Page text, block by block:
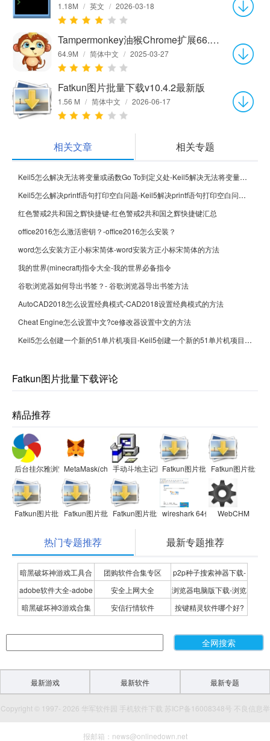
1.18M / 英文 / 2026-03-18
Tampermonkey油猴Chrome扩展66.2.1 官方版
64.9M / 简体中文 / 2025-03-27
Fatkun图片批量下载v10.4.2最新版
1.56 M / 简体中文 / 2026-06-17
相关文章 相关专题
Keil5怎么解决无法将变量或函数Go To到定义处-Keil5解决无法将变量或函数Go To到定义处的方法
Keil5怎么解决printf语句打印空白问题-Keil5解决printf语句打印空白问题的方法
红色警戒2共和国之辉快捷键-红色警戒2共和国之辉快捷键汇总
office2016怎么激活密钥？-office2016怎么安装？
word怎么安装方正小标宋简体-word安装方正小标宋简体的方法
我的世界(minecraft)指令大全-我的世界必备指令
谷歌浏览器如何导出书签？- 谷歌浏览器导出书签方法
AutoCAD2018怎么设置经典模式-CAD2018设置经典模式的方法
Cheat Engine怎么设置中文?ce修改器设置中文的方法
Keil5怎么创建一个新的51单片机项目-Keil5创建一个新的51单片机项目的方法
Fatkun图片批量下载评论
精品推荐
后台挂尔雅浏览器MetaMask(chrome插件)手动斗地主记牌器Fatkun图片批量下载Fatkun图片批量
Fatkun图片批量下载Fatkun图片批量下载Fatkun图片批量下载wireshark 64位(抓包分析软件)
WebCHM
热门专题推荐 最新专题推荐
暗黑破坏神游戏工具合
集
团购软件合集专区
p2p种子搜索神器下载-
P2P种子搜索神器专题
adobe软件大全-adobe
全系列软件下载-adobe
安全上网大全
浏览器电脑版下载-浏览
器下载合集
暗黑破坏神3游戏合集 安信行情软件
按键精灵软件哪个好?
最新游戏 最新软件 最新专题
Copyright © 1997- 2026 华军软件园 手机软件下载 苏ICP备16008348号 不良信息举
报邮箱：news@onlinedown.net